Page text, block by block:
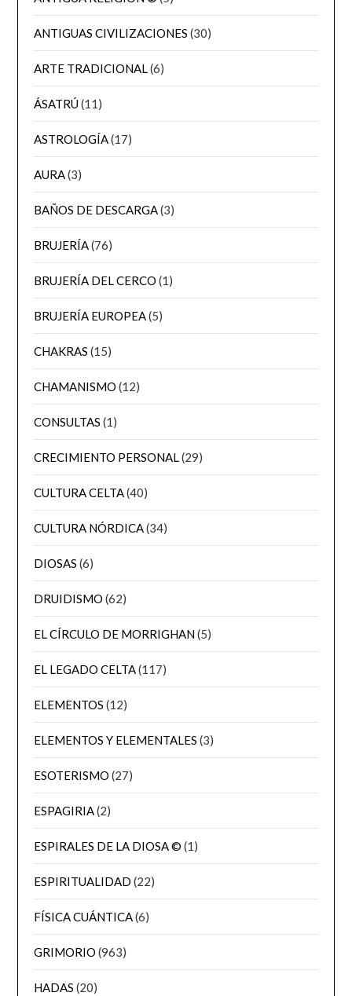
ANTIGUAS CIVILIZACIONES (30)
ARTE TRADICIONAL(6)
ÁSATRÚ(11)
ASTROLOGÍA(17)
AURA(3)
BAÑOS DE DESCARGA(3)
BRUJERÍA(76)
BRUJERÍA DEL CERCO (1)
BRUJERÍA EUROPEA(5)
CHAKRAS (15)
CHAMANISMO (12)
CONSULTAS (1)
CRECIMIENTO PERSONAL(29)
CULTURA CELTA(40)
CULTURA NÓRDICA(34)
DIOSAS (6)
DRUIDISMO (62)
EL CÍRCULO DE MORRIGHAN(5)
EL LEGADO CELTA(117)
ELEMENTOS (12)
ELEMENTOS Y ELEMENTALES (3)
ESOTERISMO (27)
ESPAGIRIA(2)
ESPIRALES DE LA DIOSA © (1)
ESPIRITUALIDAD (22)
FÍSICA CUÁNTICA(6)
GRIMORIO (963)
HADAS (20)